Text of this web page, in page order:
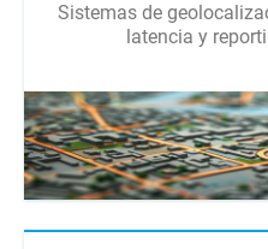
Sistemas de
latencia y